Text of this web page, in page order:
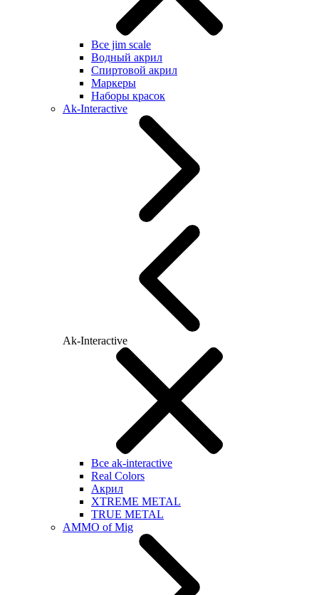
Все jim scale
Водный акрил
Спиртовой акрил
Маркеры
Наборы красок
Ak-Interactive
Ak-Interactive
Все ak-interactive
Real Colors
Акрил
XTREME METAL
TRUE METAL
AMMO of Mig